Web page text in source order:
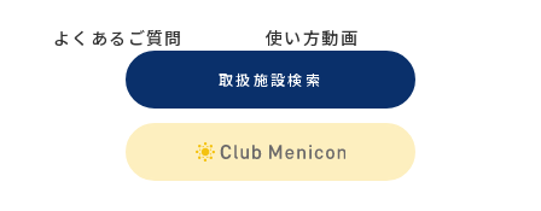
よくあるご質問 使い方動画
取扱施設検索